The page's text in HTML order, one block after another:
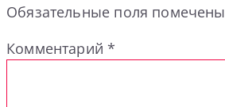
Обязательные поля помечены
Комментарий*